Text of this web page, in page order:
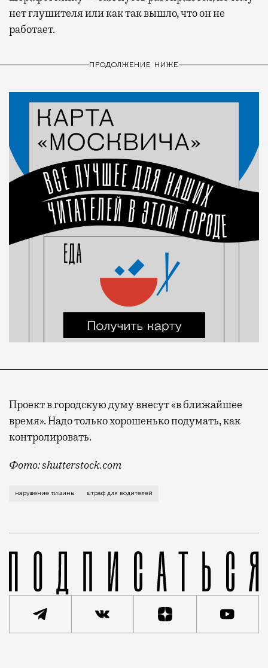
нет глушителя или как так вышло, что он не
работает.
ПРОДОЛЖЕНИЕ НИЖЕ
Проект в городскую думу внесут «в ближайшее
время». Надо только хорошенько подумать, как
контролировать.
Фото: shutterstock.com
Мэр говорит, что «отдельные отмороженные
нарушение тишины штраф для водителей